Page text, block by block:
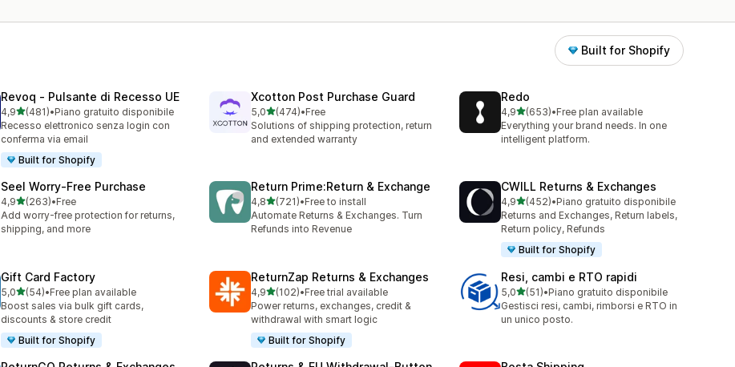
Built for Shopify
Revoq ‑ Pulsante di Recesso UE
4,9stelle su 5
(481)
481 recensioni totali
•Piano gratuito disponibile
Recesso elettronico senza login con
conferma via email
Built for Shopify
Xcotton Post Purchase Guard
5,0stelle su 5
(474)
474 recensioni totali
•Free
Solutions of shipping protection, return
and extended warranty
Redo
4,9stelle su 5
(653)
653 recensioni totali
•Free plan available
Everything your brand needs. In one
intelligent platform.
Seel Worry‑Free Purchase
4,9stelle su 5
(263)
263 recensioni totali
•Free
Add worry-free protection for returns,
shipping, and more
Return Prime:Return & Exchange
4,8stelle su 5
(721)
721 recensioni totali
•Free to install
Automate Returns & Exchanges. Turn
Refunds into Revenue
CWILL Returns & Exchanges
4,9stelle su 5
(452)
452 recensioni totali
•Piano gratuito disponibile
Returns and Exchanges, Return labels,
Return policy, Refunds
Built for Shopify
Gift Card Factory
5,0stelle su 5
(54)
54 recensioni totali
•Free plan available
Boost sales via bulk gift cards,
discounts & store credit
Built for Shopify
ReturnZap Returns & Exchanges
4,9stelle su 5
(102)
102 recensioni totali
•Free trial available
Power returns, exchanges, credit &
withdrawal with smart logic
Built for Shopify
Resi, cambi e RTO rapidi
5,0stelle su 5
(51)
51 recensioni totali
•Piano gratuito disponibile
Gestisci resi, cambi, rimborsi e RTO in
un unico posto.